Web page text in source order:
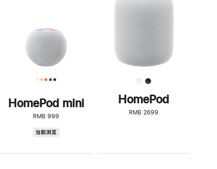
HomePod mini
RMB 999
当前浏览
了
解
HomePod<
HomePod
RMB 2699